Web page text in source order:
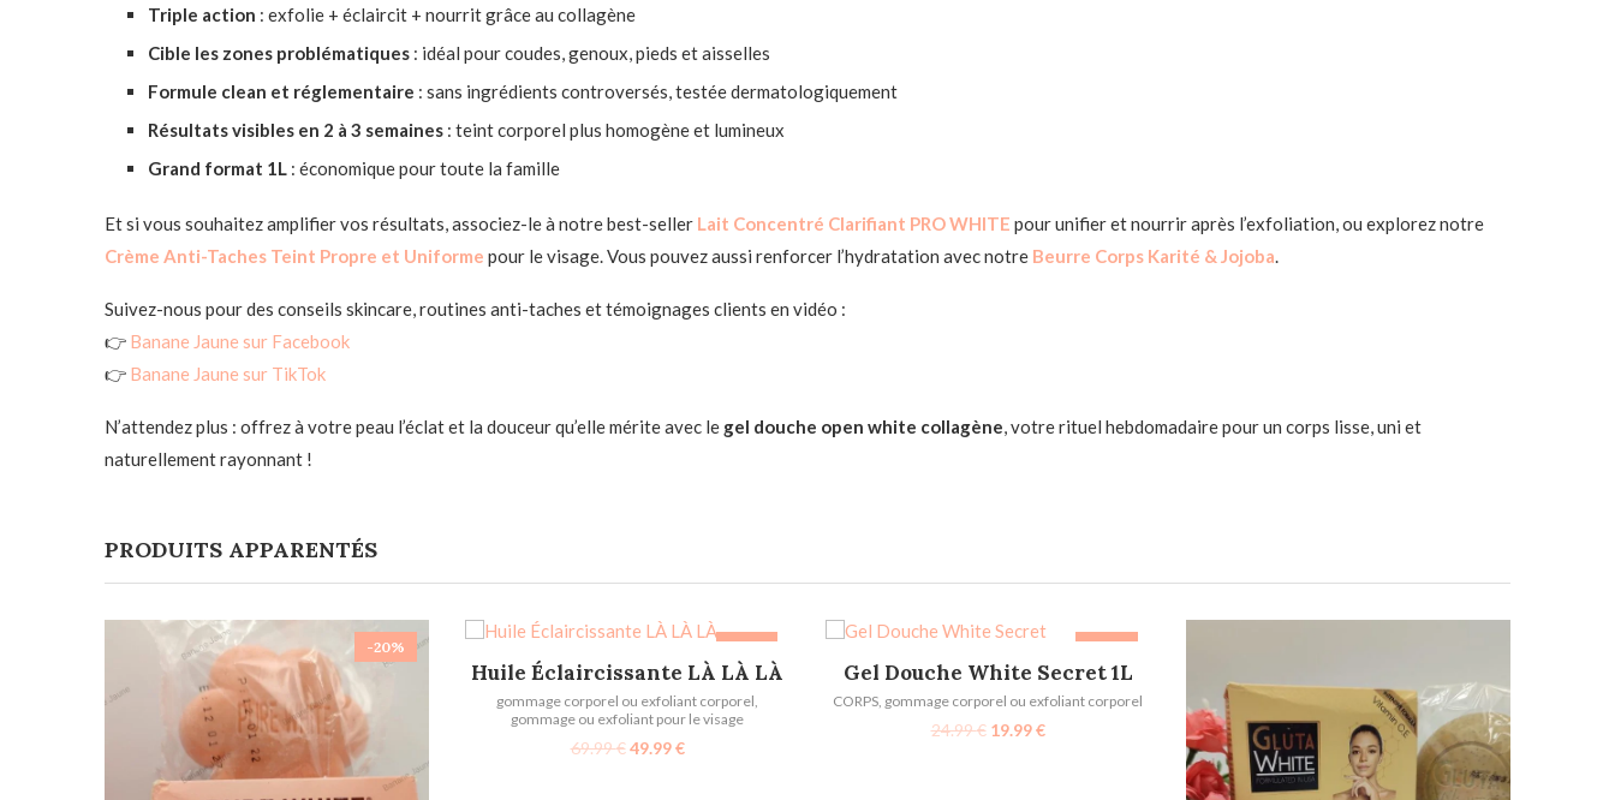
Triple action : exfolie + éclaircit + nourrit grâce au collagène
Cible les zones problématiques : idéal pour coudes, genoux, pieds et aisselles
Formule clean et réglementaire : sans ingrédients controversés, testée dermatologiquement
Résultats visibles en 2 à 3 semaines : teint corporel plus homogène et lumineux
Grand format 1L : économique pour toute la famille
Et si vous souhaitez amplifier vos résultats, associez-le à notre best-seller Lait Concentré Clarifiant PRO WHITE pour unifier et nourrir après l’exfoliation, ou explorez notre
Crème Anti-Taches Teint Propre et Uniforme pour le visage. Vous pouvez aussi renforcer l’hydratation avec notre Beurre Corps Karité & Jojoba.
Suivez-nous pour des conseils skincare, routines anti-taches et témoignages clients en vidéo :
👉 Banane Jaune sur Facebook
👉 Banane Jaune sur TikTok
N’attendez plus : offrez à votre peau l’éclat et la douceur qu’elle mérite avec le gel douche open white collagène, votre rituel hebdomadaire pour un corps lisse, uni et
naturellement rayonnant !
PRODUITS APPARENTÉS
-20%
-29%
AJOUTER AU PANIER
Huile Éclaircissante LÀ LÀ LÀ
gommage corporel ou exfoliant corporel,
gommage ou exfoliant pour le visage
69.99€ 49.99€
-20%
AJOUTER AU PANIER
Gel Douche White Secret 1L
CORPS, gommage corporel ou exfoliant corporel
24.99€ 19.99€